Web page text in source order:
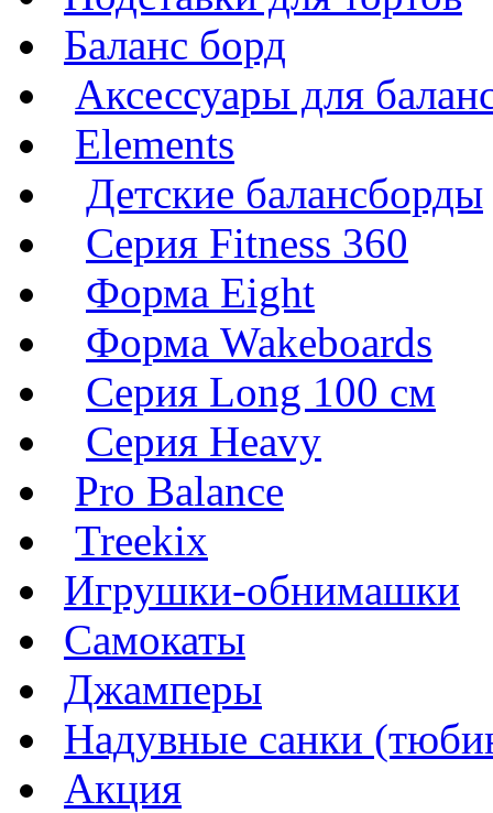
Баланс борд
Аксессуары для
Elements
Детские балансборды
Серия Fitness 360
Форма Eight
Форма Wakeboards
Серия Long 100 см
Серия Heavy
Pro Balance
Treekix
Игрушки-обнимашки
Самокаты
Джамперы
Надувные санки
Акция